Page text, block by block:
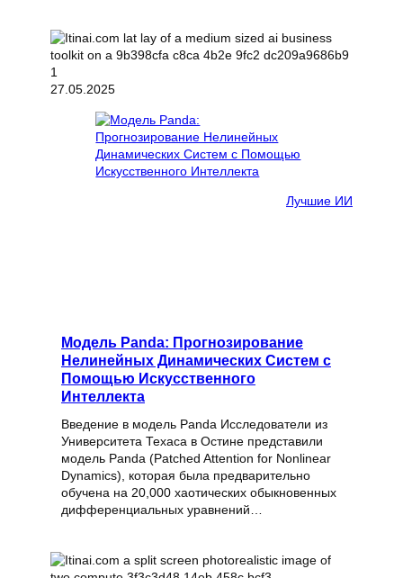
27.05.2025
Лучшие ИИ
Модель Panda: Прогнозирование
Нелинейных Динамических Систем с
Помощью Искусственного
Интеллекта
Введение в модель Panda Исследователи из
Университета Техаса в Остине представили
модель Panda (Patched Attention for Nonlinear
Dynamics), которая была предварительно
обучена на 20,000 хаотических обыкновенных
дифференциальных уравнений…